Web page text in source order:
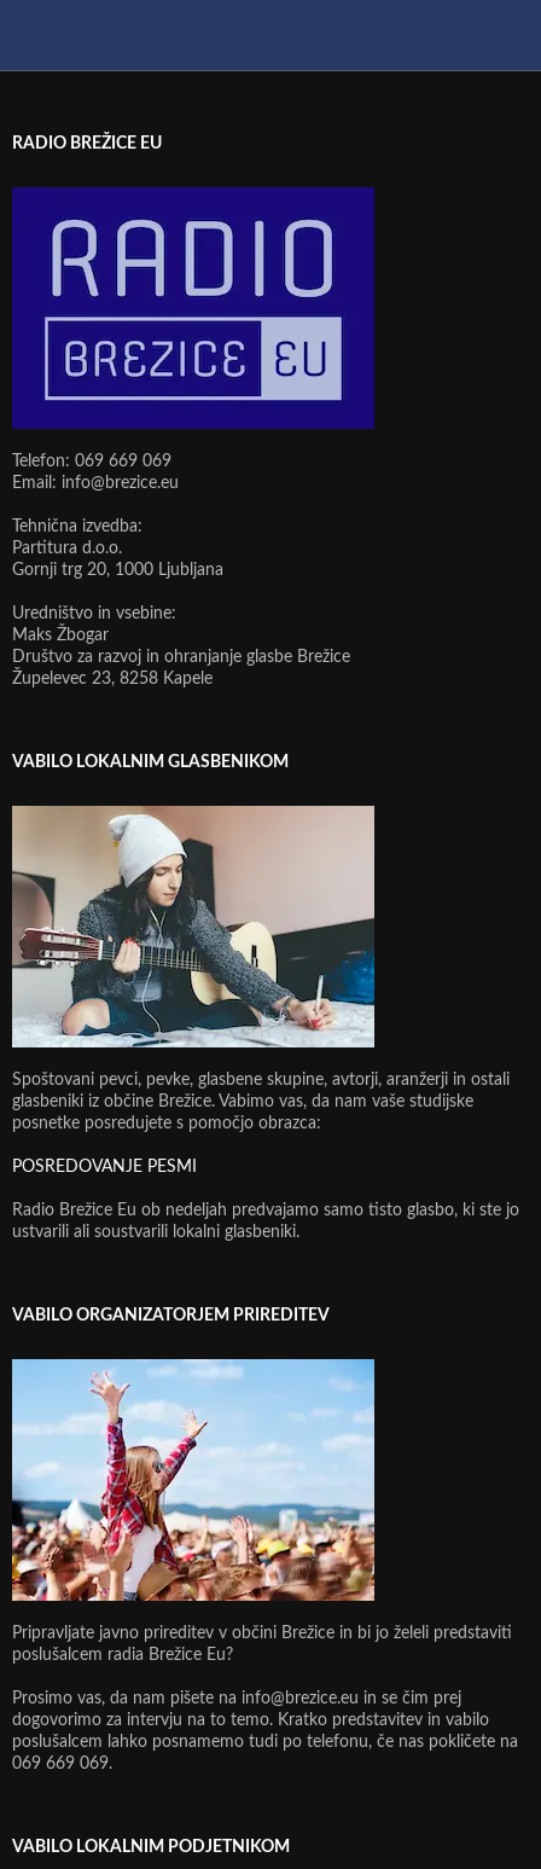
RADIO BREŽICE EU
Telefon: 069 669 069
Email: info@brezice.eu
Tehnična izvedba:
Partitura d.o.o.
Gornji trg 20, 1000 Ljubljana
Uredništvo in vsebine:
Maks Žbogar
Društvo za razvoj in ohranjanje glasbe Brežice
Župelevec 23, 8258 Kapele
VABILO LOKALNIM GLASBENIKOM
Spoštovani pevci, pevke, glasbene skupine, avtorji, aranžerji in ostali
glasbeniki iz občine Brežice. Vabimo vas, da nam vaše studijske
posnetke posredujete s pomočjo obrazca:
POSREDOVANJE PESMI
Radio Brežice Eu ob nedeljah predvajamo samo tisto glasbo, ki ste jo
ustvarili ali soustvarili lokalni glasbeniki.
VABILO ORGANIZATORJEM PRIREDITEV
Pripravljate javno prireditev v občini Brežice in bi jo želeli predstaviti
poslušalcem radia Brežice Eu?
Prosimo vas, da nam pišete na info@brezice.eu in se čim prej
dogovorimo za intervju na to temo. Kratko predstavitev in vabilo
poslušalcem lahko posnamemo tudi po telefonu, če nas pokličete na
069 669 069.
VABILO LOKALNIM PODJETNIKOM